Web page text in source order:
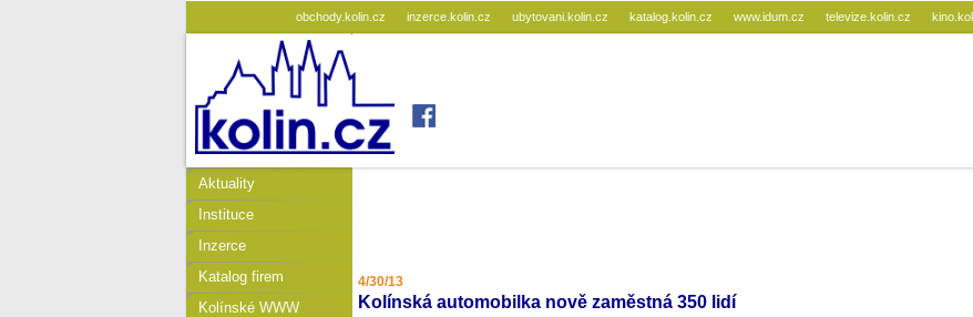
obchody.kolin.cz inzerce.kolin.cz ubytovani.kolin.cz katalog.kolin.cz www.idum.cz televize.kolin.cz
Aktuality
Instituce
Inzerce
Katalog firem
Kolínské WWW
4/30/13
Kolínská automobilka nově zaměstná 350 lidí